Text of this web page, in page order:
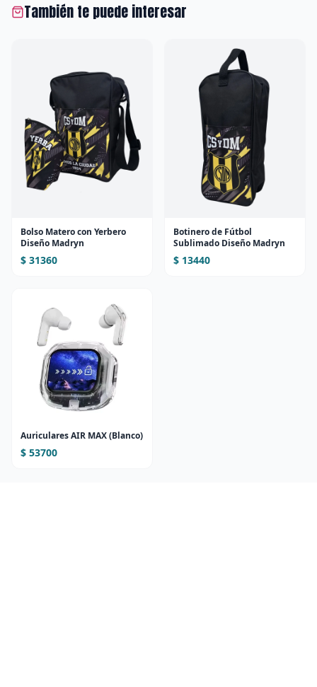
También te puede interesar
Bolso Matero con Yerbero
Diseño Madryn
$ 31360
Botinero de Fútbol
Sublimado Diseño Madryn
$ 13440
Auriculares AIR MAX (Blanco)
$ 53700